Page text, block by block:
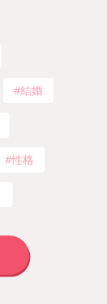
結婚
性格